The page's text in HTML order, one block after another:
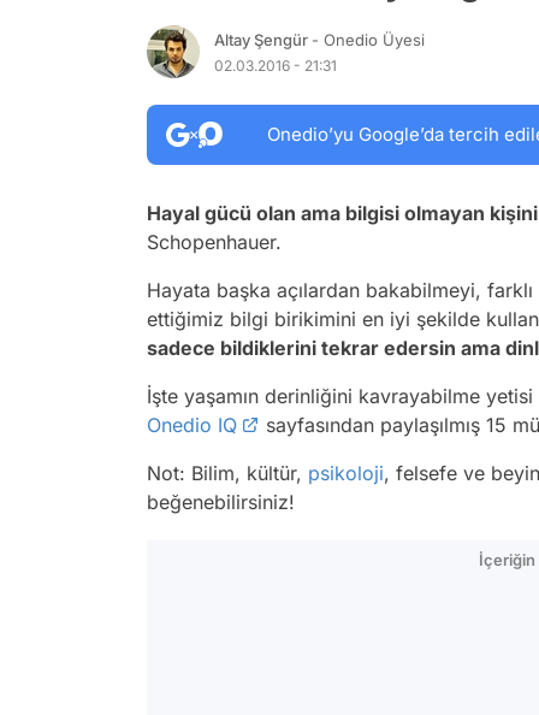
Altay Şengür - Onedio Üyesi
02.03.2016 - 21:31
Onedio’yu Google’da tercih
Hayal gücü olan ama bilgisi olmayan
Schopenhauer.
Hayata başka açılardan bakabilmeyi,
ettiğimiz bilgi birikimini en iyi şekilde
sadece bildiklerini tekrar edersin ama
İşte yaşamın derinliğini kavrayabilme
Onedio IQ
sayfasından paylaşılmış 15
Not: Bilim, kültür, psikoloji, felsefe ve
beğenebilirsiniz!
İçeriğin